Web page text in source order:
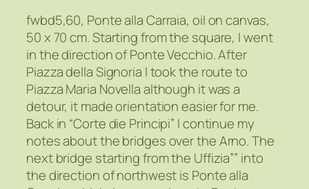
fwbd5,60, Ponte alla Carraia, oil on canvas,
50 x 70 cm. Starting from the square, I went
in the direction of Ponte Vecchio. After
Piazza della Signoria I took the route to
Piazza Maria Novella although it was a
detour, it made orientation easier for me.
Back in “Corte die Principi” I continue my
notes about the bridges over the Arno. The
next bridge starting from the Uffizia”” into
the direction of northwest is Ponte alla